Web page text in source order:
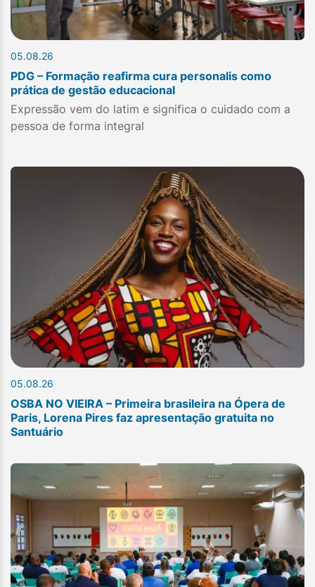
05.08.26
PDG – Formação reafirma cura personalis como
prática de gestão educacional
Expressão vem do latim e significa o cuidado com a
pessoa de forma integral
05.08.26
OSBA NO VIEIRA – Primeira brasileira na Ópera de
Paris, Lorena Pires faz apresentação gratuita no
Santuário